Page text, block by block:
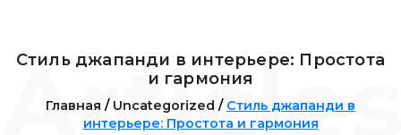
Стиль джапанди в интерьере: Простота
и гармония
Главная / Uncategorized / Стиль джапанди в
интерьере: Простота и гармония